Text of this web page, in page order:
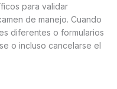
para validar
de manejo. Cuando
diferentes o formularios
o incluso cancelarse el